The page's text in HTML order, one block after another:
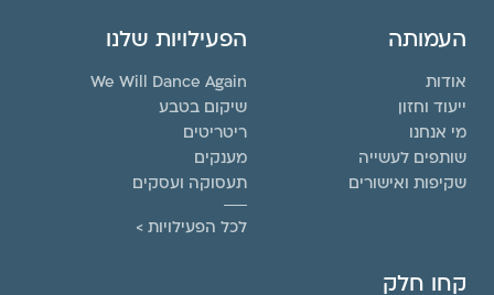
העמותה
אודות
ייעוד וחזון
מי אנחנו
שותפים לעשייה
שקיפות ואישורים
הפעילויות שלנו
We Will Dance Again
שיקום בטבע
ריטריטים
מענקים
תעסוקה ועסקים
לכל הפעילויות >
קחו חלק